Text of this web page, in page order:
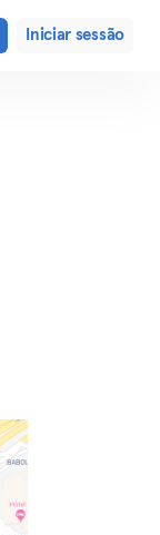
Iniciar sessão